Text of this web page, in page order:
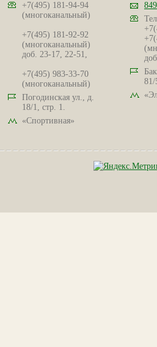
+7(495) 181-94-94
(многоканальный)
+7(495) 181-92-92
(многоканальный)
доб. 23-17, 22-51,
+7(495) 983-33-70
(многоканальный)
Погодинская ул., д.
18/1, стр. 1.
«Спортивная»
81/